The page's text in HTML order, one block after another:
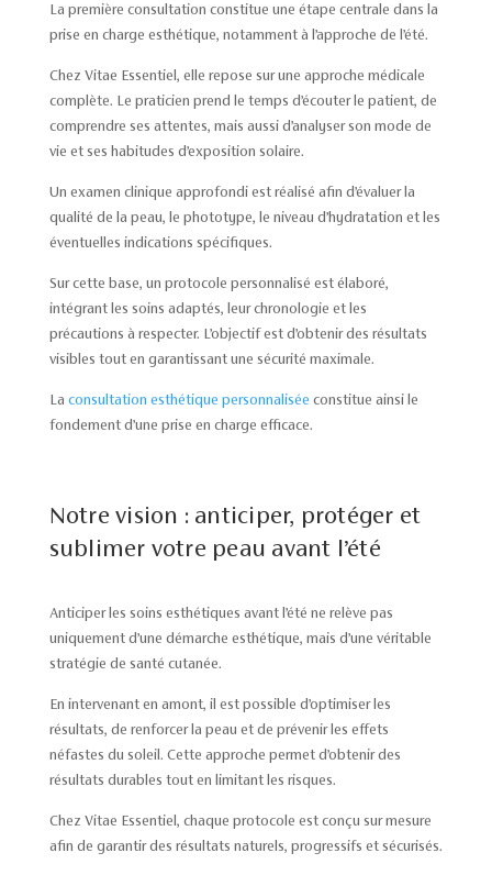
La première consultation constitue une étape centrale dans la
prise en charge esthétique, notamment à l’approche de l’été.
Chez Vitae Essentiel, elle repose sur une approche médicale
complète. Le praticien prend le temps d’écouter le patient, de
comprendre ses attentes, mais aussi d’analyser son mode de
vie et ses habitudes d’exposition solaire.
Un examen clinique approfondi est réalisé afin d’évaluer la
qualité de la peau, le phototype, le niveau d’hydratation et les
éventuelles indications spécifiques.
Sur cette base, un protocole personnalisé est élaboré,
intégrant les soins adaptés, leur chronologie et les
précautions à respecter. L’objectif est d’obtenir des résultats
visibles tout en garantissant une sécurité maximale.
La consultation esthétique personnalisée constitue ainsi le
fondement d’une prise en charge efficace.
Notre vision : anticiper, protéger et
sublimer votre peau avant l’été
Anticiper les soins esthétiques avant l’été ne relève pas
uniquement d’une démarche esthétique, mais d’une véritable
stratégie de santé cutanée.
En intervenant en amont, il est possible d’optimiser les
résultats, de renforcer la peau et de prévenir les effets
néfastes du soleil. Cette approche permet d’obtenir des
résultats durables tout en limitant les risques.
Chez Vitae Essentiel, chaque protocole est conçu sur mesure
afin de garantir des résultats naturels, progressifs et sécurisés.